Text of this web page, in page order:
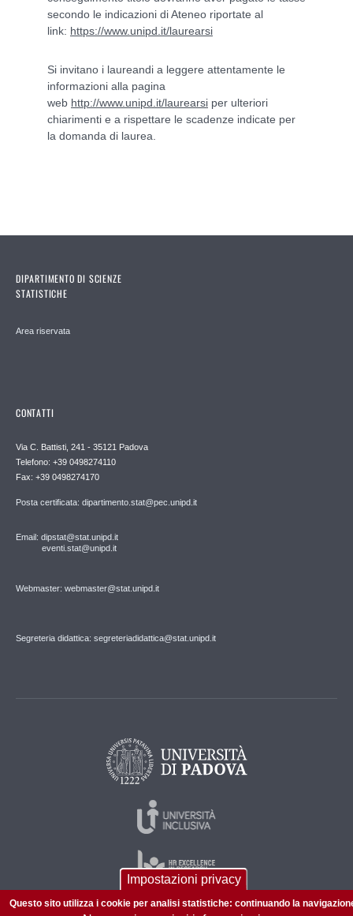
secondo le indicazioni di Ateneo riportate al
link: https://www.unipd.it/laurearsi
Si invitano i laureandi a leggere attentamente le
informazioni alla pagina
web http://www.unipd.it/laurearsi per ulteriori
chiarimenti e a rispettare le scadenze indicate per
la domanda di laurea.
DIPARTIMENTO DI SCIENZE
STATISTICHE
Area riservata
CONTATTI
Via C. Battisti, 241 - 35121 Padova
Telefono: +39 0498274110
Fax: +39 0498274170
Posta certificata: dipartimento.stat@pec.unipd.it
Email: dipstat@stat.unipd.it
eventi.stat@unipd.it
Webmaster: webmaster@stat.unipd.it
Segreteria didattica: segreteriadidattica@stat.unipd.it
Impostazioni privacy
Questo sito utilizza i cookie per analisi statistiche: continuando la